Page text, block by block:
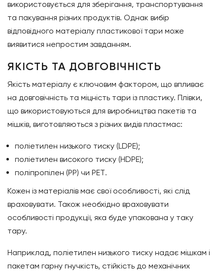
використовується для зберігання, транспортування
та пакування різних продуктів. Однак вибір
відповідного матеріалу пластикової тари може
виявитися непростим завданням.
ЯКІСТЬ ТА ДОВГОВІЧНІСТЬ
Якість матеріалу є ключовим фактором, що впливає
на довговічність та міцність тари із пластику. Плівки,
що використовуються для виробництва пакетів та
мішків, виготовляються з різних видів пластмас:
поліетилен низького тиску (LDPE);
поліетилен високого тиску (HDPE);
поліпропілен (PP) чи PET.
Кожен із матеріалів має свої особливості, які слід
враховувати. Також необхідно враховувати
особливості продукції, яка буде упакована у таку
тару.
Наприклад, поліетилен низького тиску надає мішкам і
пакетам гарну гнучкість, стійкість до механічних